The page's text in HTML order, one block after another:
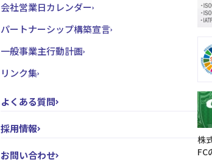
会社営業日カレンダー
パートナーシップ構築宣言
一般事業主行動計画
リンク集
よくある質問
採用情報
お問い合わせ
株
FC